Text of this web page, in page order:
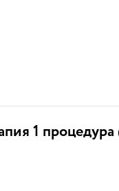
1 процедура